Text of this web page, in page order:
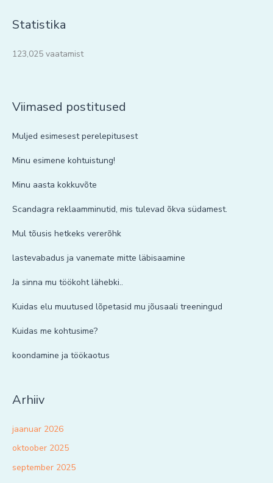
Statistika
123,025 vaatamist
Viimased postitused
Muljed esimesest perelepitusest
Minu esimene kohtuistung!
Minu aasta kokkuvõte
Scandagra reklaamminutid, mis tulevad õkva südamest.
Mul tõusis hetkeks vererõhk
lastevabadus ja vanemate mitte läbisaamine
Ja sinna mu töökoht lähebki..
Kuidas elu muutused lõpetasid mu jõusaali treeningud
Kuidas me kohtusime?
koondamine ja töökaotus
Arhiiv
jaanuar 2026
oktoober 2025
september 2025